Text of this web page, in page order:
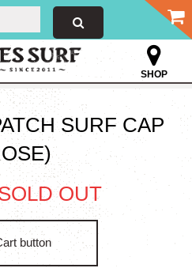
SHOP
SURF CAP
OUT
button